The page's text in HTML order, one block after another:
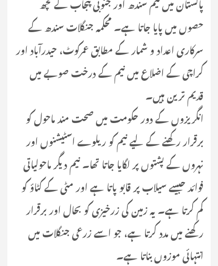
حصوں میں پایا جاتا ہے۔ محکمہ جنگلات سندھ کے
سرکاری اعداد و شمار کے مطابق عمرکوٹ، حیدرآباد اور
کراچی کے اضلاع میں نیم کے درخت صوبے میں
قدیم ترین ہیں۔
انگریزوں کے دور حکومت میں صحت مند ماحول کو
برقرار رکھنے کے لیے نیم کو ریلوے اسٹیشنوں اور
نہروں کے پشتوں پر لگایا جاتا تھا۔ نیم دیگر ماحولیاتی
فوائد جیسے سیلاب پر قابو پاتا ہے اور مٹی کے کٹاؤ کو
کم کرتا ہے۔ یہ زمین کی زرخیزی کو بحال اور برقرار
رکھنے میں مدد کرتا ہے، جو اسے زرعی جنگلات میں
انتہائی موزوں بناتا ہے۔